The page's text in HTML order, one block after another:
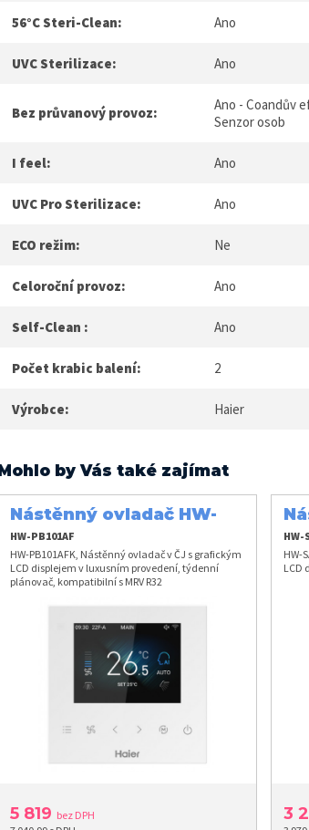
56°C Steri-Clean: Ano
UVC Sterilizace: Ano
Bez průvanový provoz:
Ano - Coandův
Senzor osob
I feel: Ano
UVC Pro Sterilizace: Ano
ECO režim: Ne
Celoroční provoz: Ano
Self-Clean : Ano
Počet krabic balení: 2
Výrobce: Haier
Mohlo by Vás také zajímat
Nástěnný ovladač HW-
PB101AFK
HW-PB101AF
HW-PB101AFK, Nástěnný ovladač v ČJ s grafickým
LCD displejem v luxusním provedení, týdenní
plánovač, kompatibilní s MRV R32
5 819 bez DPH
HW-
HW-
LCD
3